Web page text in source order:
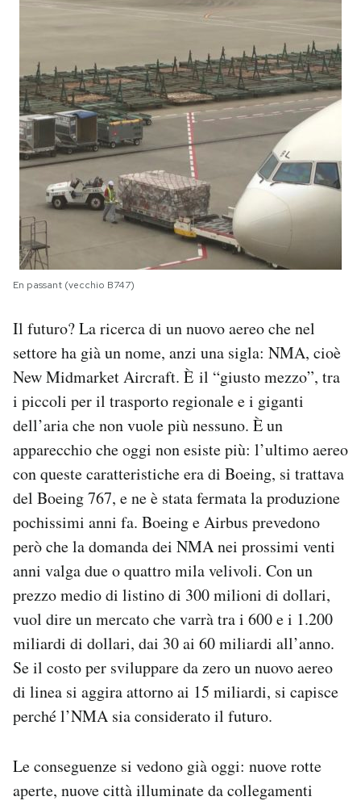
En passant (vecchio B747)
Il futuro? La ricerca di un nuovo aereo che nel
settore ha già un nome, anzi una sigla: NMA, cioè
New Midmarket Aircraft. È il “giusto mezzo”, tra
i piccoli per il trasporto regionale e i giganti
dell’aria che non vuole più nessuno. È un
apparecchio che oggi non esiste più: l’ultimo aereo
con queste caratteristiche era di Boeing, si trattava
del Boeing 767, e ne è stata fermata la produzione
pochissimi anni fa. Boeing e Airbus prevedono
però che la domanda dei NMA nei prossimi venti
anni valga due o quattro mila velivoli. Con un
prezzo medio di listino di 300 milioni di dollari,
vuol dire un mercato che varrà tra i 600 e i 1.200
miliardi di dollari, dai 30 ai 60 miliardi all’anno.
Se il costo per sviluppare da zero un nuovo aereo
di linea si aggira attorno ai 15 miliardi, si capisce
perché l’NMA sia considerato il futuro.
Le conseguenze si vedono già oggi: nuove rotte
aperte, nuove città illuminate da collegamenti